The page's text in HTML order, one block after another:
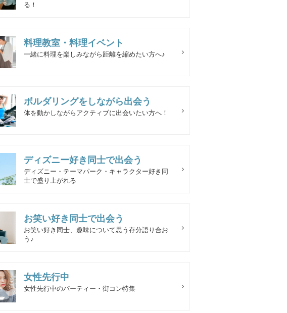
る！
料理教室・料理イベント
一緒に料理を楽しみながら距離を縮めたい方へ♪
ボルダリングをしながら出会う
体を動かしながらアクティブに出会いたい方へ！
ディズニー好き同士で出会う
ディズニー・テーマパーク・キャラクター好き同
士で盛り上がれる
お笑い好き同士で出会う
お笑い好き同士、趣味について思う存分語り合お
う♪
女性先行中
女性先行中のパーティー・街コン特集